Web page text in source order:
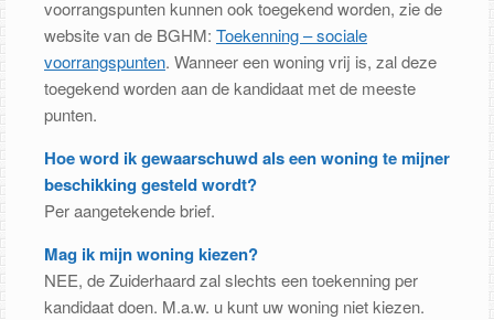
voorrangspunten kunnen ook toegekend worden, zie de
website van de BGHM: Toekenning – sociale
voorrangspunten. Wanneer een woning vrij is, zal deze
toegekend worden aan de kandidaat met de meeste
punten.
Hoe word ik gewaarschuwd als een woning te mijner
beschikking gesteld wordt?
Per aangetekende brief.
Mag ik mijn woning kiezen?
NEE, de Zuiderhaard zal slechts een toekenning per
kandidaat doen. M.a.w. u kunt uw woning niet kiezen.